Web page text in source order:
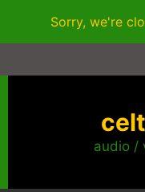
Sorry, we're
audio /